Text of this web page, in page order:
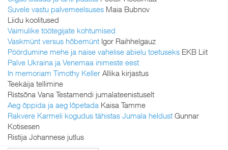
Suvele vastu palvemeelsuses Maia Bubnov
Liidu koolitused
Vaimulike töötegijate kohtumised
Vaskmünt versus hõbemünt Igor Raihhelgauz
Pöördumine mehe ja naise vahelise abielu toetuseks EKB Liit
Palve Ukraina ja Venemaa inimeste eest
In memoriam Timothy Keller Allika kirjastus
Teekäija tellimine
Ristsõna Vana Testamendi jumalateenistuselt
Aeg õppida ja aeg lõpetada Kaisa Tamme
Rakvere Karmeli kogudus tähistas Jumala heldust Gunnar
Kotisesen
Ristija Johannese jutlus